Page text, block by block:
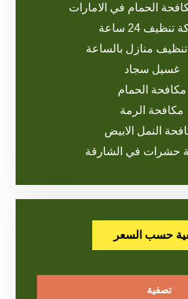
الحمام في الامارات
24 ساعة
منازل بالساعة
غسيل سجاد
مكافحة الحمام
مكافحة الرمة
النمل الابيض
حشرات في الشارقة
حسب السعر
تصفية